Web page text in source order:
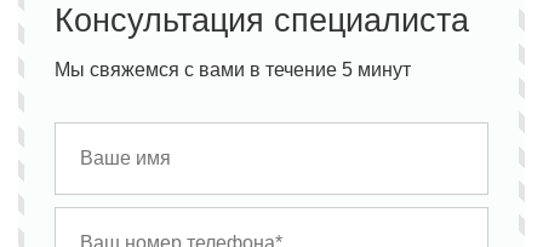
Консультация специалиста
Мы свяжемся с вами в течение 5 минут